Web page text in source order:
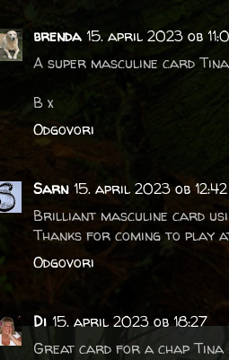
brenda 15. april 2023 ob
A super masculine card
B x
Odgovori
Sarn 15. april 2023 ob 12:42
Brilliant masculine card
Thanks for coming to play
Odgovori
Di 15. april 2023 ob 18:27
Great card for a chap Tina